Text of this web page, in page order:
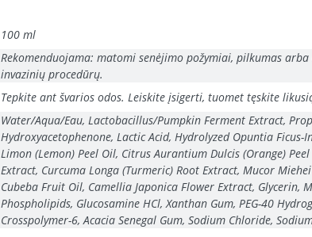
100 ml
Rekomenduojama: matomi senėjimo požymiai, pilkumas
invazinių procedūrų.
Tepkite ant švarios odos. Leiskite įsigerti, tuomet tęskite
Water/Aqua/Eau, Lactobacillus/Pumpkin Ferment Extract,
Hydroxyacetophenone, Lactic Acid, Hydrolyzed Opuntia
Limon (Lemon) Peel Oil, Citrus Aurantium Dulcis (Orange)
Extract, Curcuma Longa (Turmeric) Root Extract, Mucor
Cubeba Fruit Oil, Camellia Japonica Flower Extract, Glycerin,
Phospholipids, Glucosamine HCl, Xanthan Gum, PEG-40
Crosspolymer-6, Acacia Senegal Gum, Sodium Chloride,